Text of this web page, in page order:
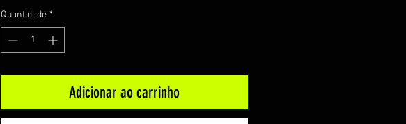
Quantidade *
Adicionar ao carrinho